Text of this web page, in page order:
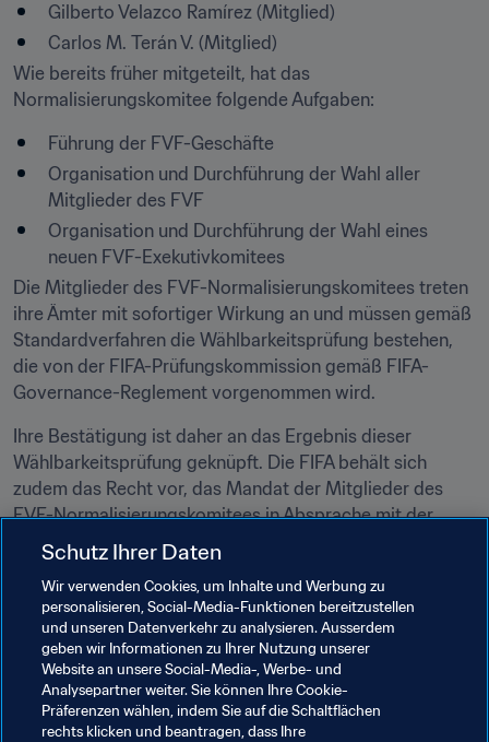
Gilberto Velazco Ramírez (Mitglied)
Carlos M. Terán V. (Mitglied)
Wie bereits früher mitgeteilt, hat das
Normalisierungskomitee folgende Aufgaben:
Führung der FVF-Geschäfte
Organisation und Durchführung der Wahl aller
Mitglieder des FVF
Organisation und Durchführung der Wahl eines
neuen FVF-Exekutivkomitees
Die Mitglieder des FVF-Normalisierungskomitees treten
ihre Ämter mit sofortiger Wirkung an und müssen gemäß
Standardverfahren die Wählbarkeitsprüfung bestehen,
die von der FIFA-Prüfungskommission gemäß FIFA-
Governance-Reglement vorgenommen wird.
Ihre Bestätigung ist daher an das Ergebnis dieser
Wählbarkeitsprüfung geknüpft. Die FIFA behält sich
zudem das Recht vor, das Mandat der Mitglieder des
FVF-Normalisierungskomitees in Absprache mit der
CONMEBOL jederzeit zu widerrufen und/oder weitere
Das Normalisierungskomitee wird als Wahlkommission
walten. Kein Mitglied des Normalisierungskomitees ist
damit für eines der offenen FVF-Ämter wählbar. Das
Mandat des Normalisierungskomitees ist bis
30. Juni 2021 befristet.
Schutz Ihrer Daten
Wir verwenden Cookies, um Inhalte und Werbung zu
personalisieren, Social-Media-Funktionen bereitzustellen
und unseren Datenverkehr zu analysieren. Ausserdem
geben wir Informationen zu Ihrer Nutzung unserer
Website an unsere Social-Media-, Werbe- und
Analysepartner weiter. Sie können Ihre Cookie-
Präferenzen wählen, indem Sie auf die Schaltflächen
rechts klicken und beantragen, dass Ihre